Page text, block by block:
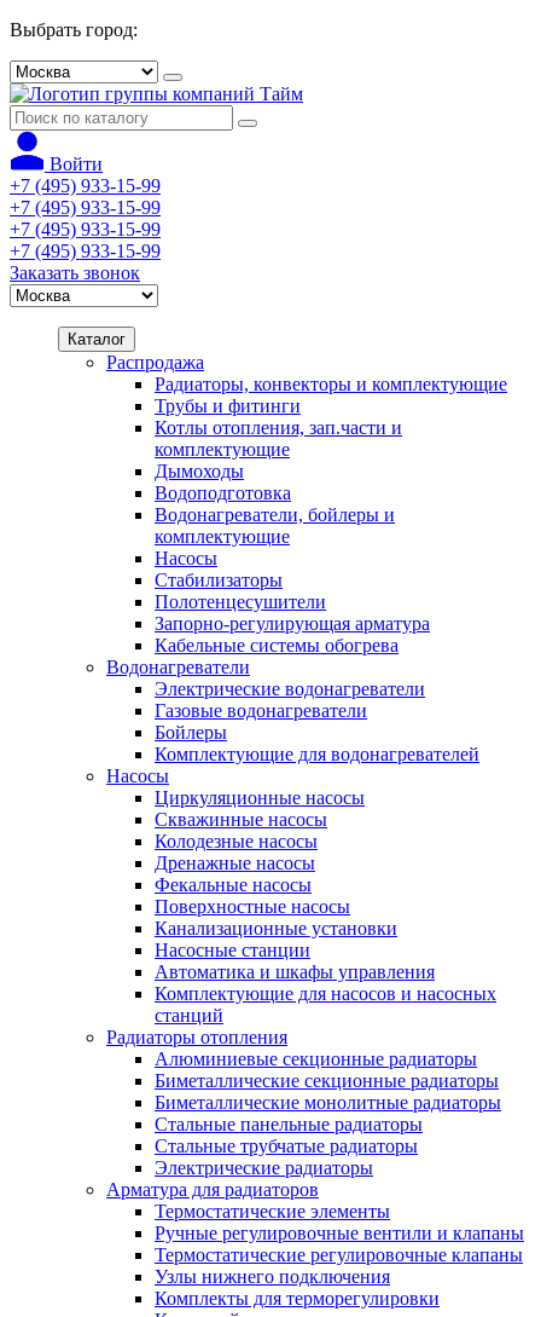
Выбрать город:
Войти
+7 (495) 933-15-99
+7 (495) 933-15-99
+7 (495) 933-15-99
+7 (495) 933-15-99
Заказать звонок
Каталог
Распродажа
Радиаторы, конвекторы и комплектующие
Трубы и фитинги
Котлы отопления, зап.части и
комплектующие
Дымоходы
Водоподготовка
Водонагреватели, бойлеры и
комплектующие
Насосы
Стабилизаторы
Полотенцесушители
Запорно-регулирующая арматура
Кабельные системы обогрева
Водонагреватели
Электрические водонагреватели
Газовые водонагреватели
Бойлеры
Комплектующие для водонагревателей
Насосы
Циркуляционные насосы
Скважинные насосы
Колодезные насосы
Дренажные насосы
Фекальные насосы
Поверхностные насосы
Канализационные установки
Насосные станции
Автоматика и шкафы управления
Комплектующие для насосов и насосных
станций
Радиаторы отопления
Алюминиевые секционные радиаторы
Биметаллические секционные радиаторы
Биметаллические монолитные радиаторы
Стальные панельные радиаторы
Стальные трубчатые радиаторы
Электрические радиаторы
Арматура для радиаторов
Термостатические элементы
Ручные регулировочные вентили и клапаны
Термостатические регулировочные клапаны
Узлы нижнего подключения
Комплекты для терморегулировки